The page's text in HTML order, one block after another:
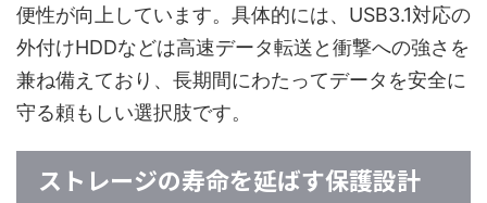
便性が向上しています。具体的には、USB3.1対応の
外付けHDDなどは高速データ転送と衝撃への強さを
兼ね備えており、長期間にわたってデータを安全に
守る頼もしい選択肢です。
ストレージの寿命を延ばす保護設計